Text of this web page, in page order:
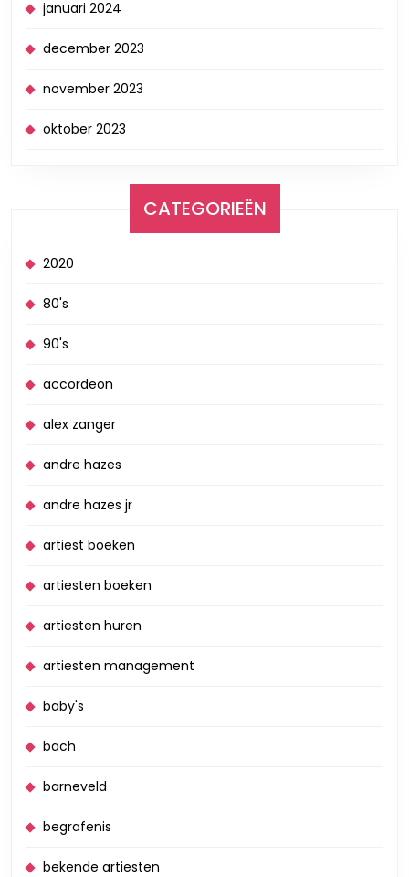
januari 2024
december 2023
november 2023
oktober 2023
CATEGORIEËN
2020
80's
90's
accordeon
alex zanger
andre hazes
andre hazes jr
artiest boeken
artiesten boeken
artiesten huren
artiesten management
baby's
bach
barneveld
begrafenis
bekende artiesten